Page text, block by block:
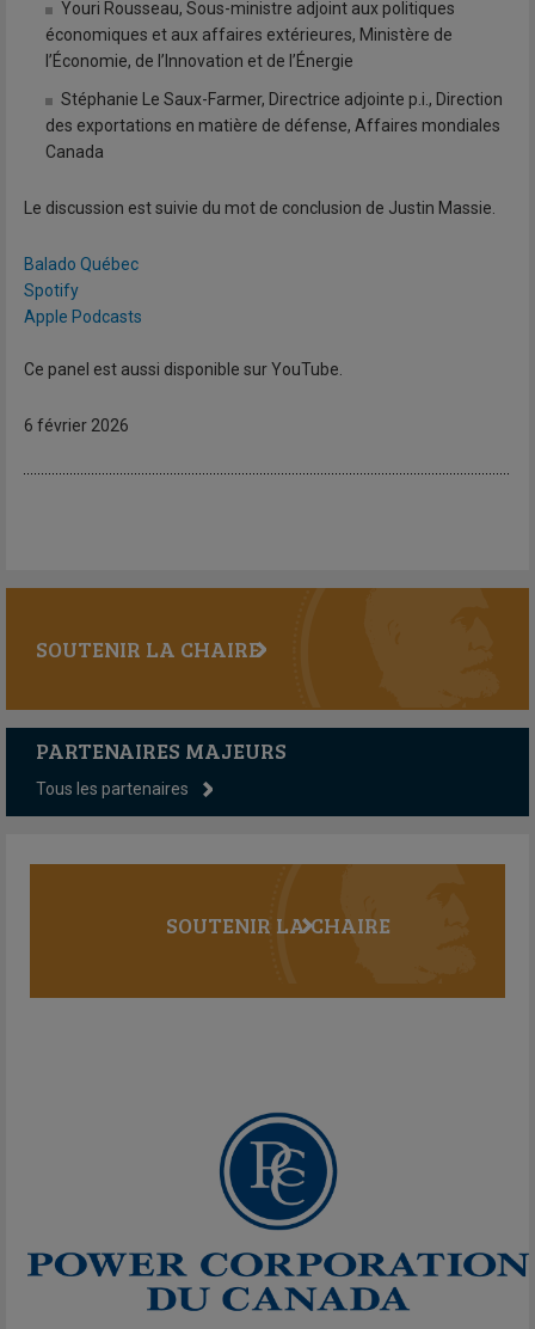
Youri Rousseau, Sous-ministre adjoint aux politiques
économiques et aux affaires extérieures, Ministère de
l’Économie, de l’Innovation et de l’Énergie
Stéphanie Le Saux-Farmer, Directrice adjointe p.i., Direction
des exportations en matière de défense, Affaires mondiales
Canada
Le discussion est suivie du mot de conclusion de Justin Massie.
Balado Québec
Spotify
Apple Podcasts
Ce panel est aussi disponible sur YouTube.
6 février 2026
SOUTENIR LA CHAIRE
PARTENAIRES MAJEURS
Tous les partenaires
SOUTENIR LA CHAIRE